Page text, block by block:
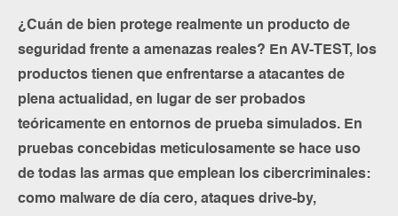
¿Cuán de bien protege realmente un producto de
seguridad frente a amenazas reales? En AV-TEST, los
productos tienen que enfrentarse a atacantes de
plena actualidad, en lugar de ser probados
teóricamente en entornos de prueba simulados. En
pruebas concebidas meticulosamente se hace uso
de todas las armas que emplean los cibercriminales:
como malware de día cero, ataques drive-by,